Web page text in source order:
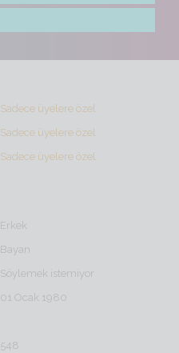
Sadece üyelere özel
Sadece üyelere özel
Sadece üyelere özel
Erkek
Bayan
Söylemek istemiyor
01 Ocak 1980
548